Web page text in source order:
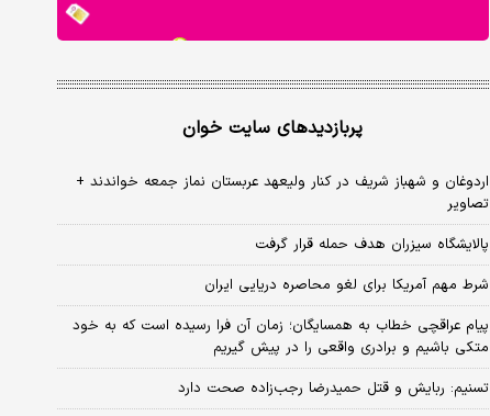
پربازدیدهای سایت خوان
اردوغان و شهباز شریف در کنار ولیعهد عربستان نماز جمعه خواندند +
تصاویر
پالایشگاه سیزران هدف حمله قرار گرفت
شرط مهم آمریکا برای لغو محاصره دریایی ایران
پیام عراقچی خطاب به همسایگان؛ زمان آن فرا رسیده است که به خود
متکی باشیم و برادری واقعی را در پیش گیریم
تسنیم: ربایش و قتل حمیدرضا رجب‌زاده صحت دارد